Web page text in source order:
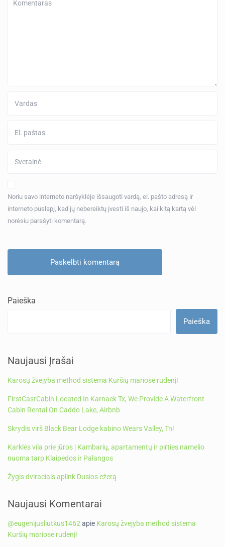
Noriu savo interneto naršyklėje išsaugoti vardą, el. pašto adresą ir
interneto puslapį, kad jų nebereiktų įvesti iš naujo, kai kitą kartą vėl
norėsiu parašyti komentarą.
Paieška
Paieška
Naujausi Įrašai
Karosų žvejyba method sistema Kuršių mariose rudenį!
FirstCastCabin Located In Karnack Tx, We Provide A Waterfront
Cabin Rental On Caddo Lake, Airbnb
Skrydis virš Black Bear Lodge kabino Wears Valley, Tn!
Karklės vila prie jūros | Kambarių, apartamentų ir pirties namelio
nuoma tarp Klaipėdos ir Palangos
Žygis dviraciais aplink Dusios ežerą
Naujausi Komentarai
@eugenijusliutkus1462 apie Karosų žvejyba method sistema
Kuršių mariose rudenį!